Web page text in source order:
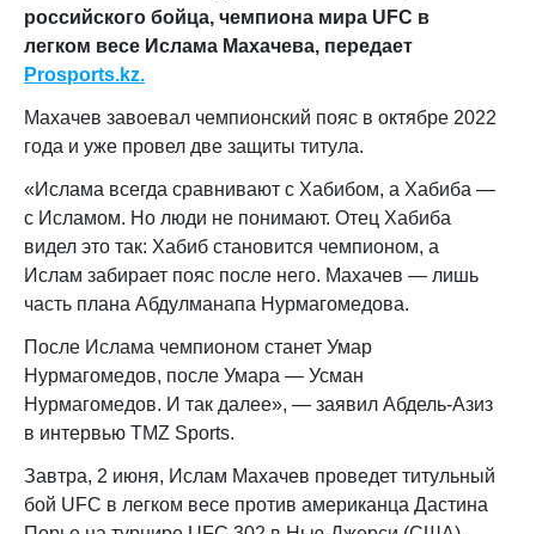
российского бойца, чемпиона мира UFC в
легком весе Ислама Махачева, передает
Prosports.kz.
Махачев завоевал чемпионский пояс в октябре 2022
года и уже провел две защиты титула.
«Ислама всегда сравнивают с Хабибом, а Хабиба —
с Исламом. Но люди не понимают. Отец Хабиба
видел это так: Хабиб становится чемпионом, а
Ислам забирает пояс после него. Махачев — лишь
часть плана Абдулманапа Нурмагомедова.
После Ислама чемпионом станет Умар
Нурмагомедов, после Умара — Усман
Нурмагомедов. И так далее», — заявил Абдель-Азиз
в интервью TMZ Sports.
Завтра, 2 июня, Ислам Махачев проведет титульный
бой UFC в легком весе против американца Дастина